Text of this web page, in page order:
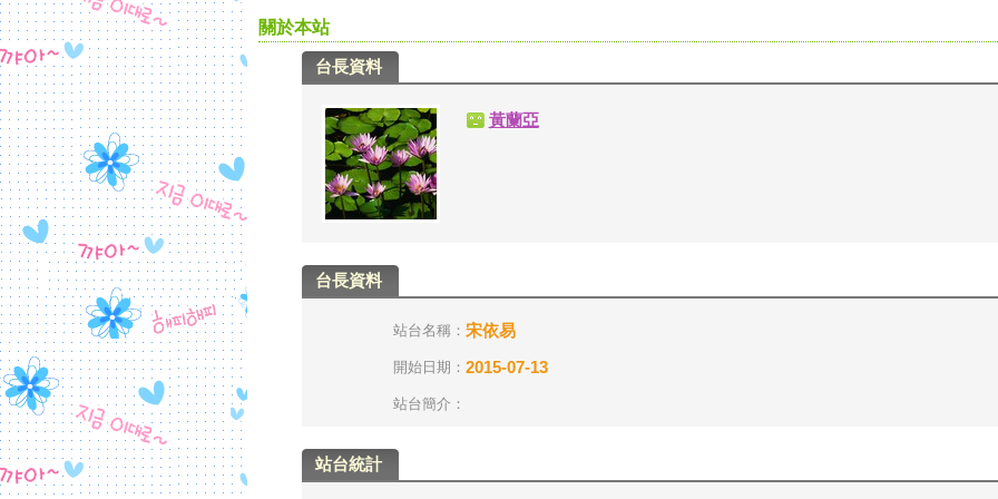
關於本站
台長資料
黃蘭亞
台長資料
站台名稱： 宋依易
開始日期： 2015-07-13
站台簡介：
站台統計